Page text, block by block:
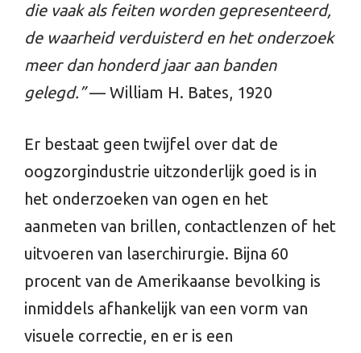
die vaak als feiten worden gepresenteerd,
de waarheid verduisterd en het onderzoek
meer dan honderd jaar aan banden
gelegd.”— William H. Bates, 1920
Er bestaat geen twijfel over dat de
oogzorgindustrie uitzonderlijk goed is in
het onderzoeken van ogen en het
aanmeten van brillen, contactlenzen of het
uitvoeren van laserchirurgie. Bijna 60
procent van de Amerikaanse bevolking is
inmiddels afhankelijk van een vorm van
visuele correctie, en er is een